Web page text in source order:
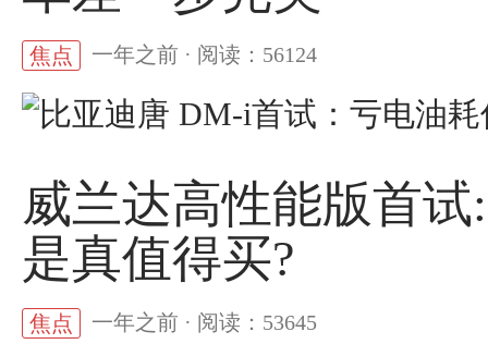
焦点 一年之前 · 阅读：56124
威兰达高性能版首
是真值得买?
焦点 一年之前 · 阅读：53645